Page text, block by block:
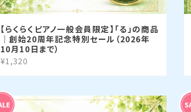
【らくらくピアノ一般会員限定】「る」の商品
｜創始20周年記念特別セール（2026年
10月10日まで）
¥1,320